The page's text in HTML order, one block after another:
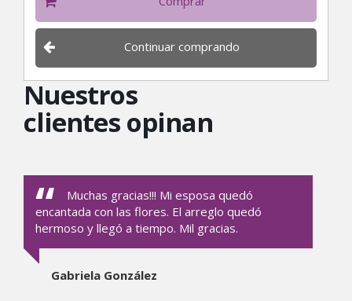
Continuar comprando
Nuestros
clientes opinan
Muchas gracias!!! Mi esposa quedó
encantada con las flores. El arreglo quedó
hermoso y llegó a tiempo. Mil gracias.
Gabriela González